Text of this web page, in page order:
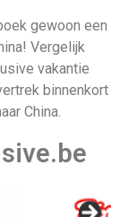
gewoon een
Vergelijk
vakantie
binnenkort
China.